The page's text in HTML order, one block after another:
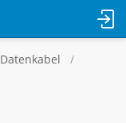
Datenkabel